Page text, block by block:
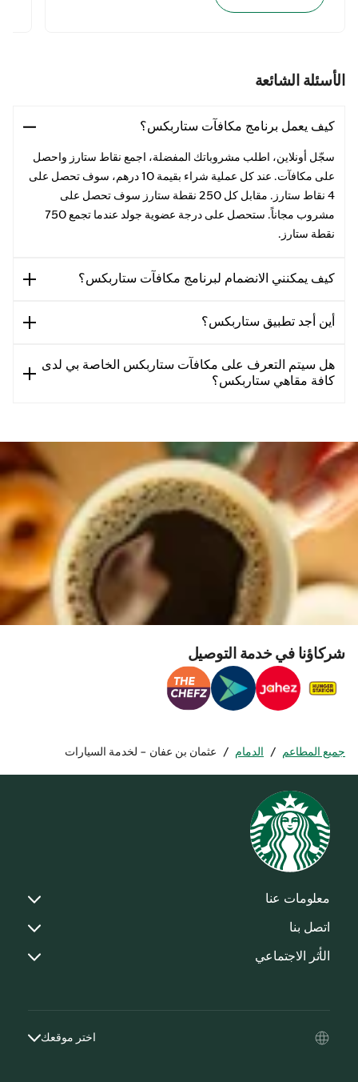
الأسئلة الشائعة
كيف يعمل برنامج مكافآت ستاربكس؟
سجّل أونلاين، اطلب مشروباتك المفضلة، اجمع نقاط ستارز واحصل
على مكافآت. عند كل عملية شراء بقيمة 10 درهم، سوف تحصل على
4 نقاط ستارز. مقابل كل 250 نقطة ستارز سوف تحصل على
مشروب مجاناً. ستحصل على درجة عضوية جولد عندما تجمع 750
نقطة ستارز.
كيف يمكنني الانضمام لبرنامج مكافآت ستاربكس؟
أين أجد تطبيق ستاربكس؟
هل سيتم التعرف على مكافآت ستاربكس الخاصة بي لدى
كافة مقاهي ستاربكس؟
شركاؤنا في خدمة التوصيل
جميع المطاعم / الدمام / عثمان بن عفان - لخدمة السيارات
معلومات عنا
اتصل بنا
الأثر الاجتماعي
اختر موقعك